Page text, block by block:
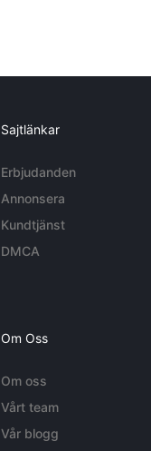
Sajtlänkar
Erbjudanden
Annonsera
Kundtjänst
DMCA
Om Oss
Om oss
Vårt team
Vår blogg